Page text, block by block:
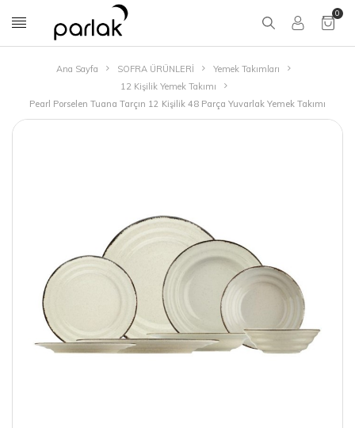
0
Ana Sayfa SOFRA ÜRÜNLERİ
Yemek Takımları
12 Kişilik Yemek Takımı
Pearl Porselen Tuana Tarçın 12 Kişilik 48 Parça Yuvarlak Yemek Takımı